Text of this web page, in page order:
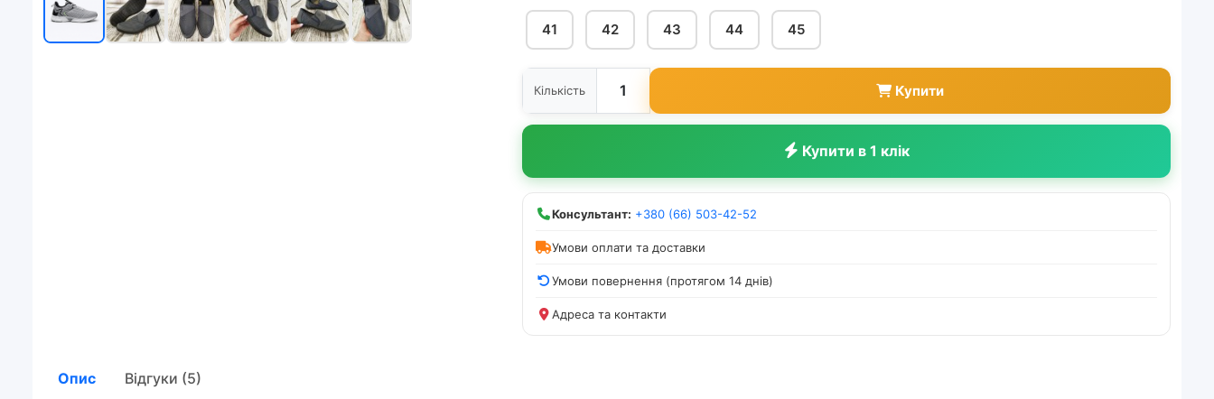
41 42 43 44 45
Кількість Купити
Купити в 1 клік
Консультант: +380 (66) 503-42-52
Умови оплати та доставки
Умови повернення (протягом 14 днів)
Адреса та контакти
Опис Відгуки (5)